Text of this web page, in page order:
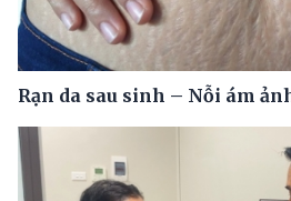
Rạn da sau sinh – Nỗi ám